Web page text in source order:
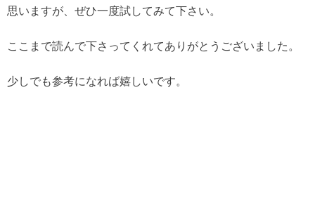
思いますが、ぜひ一度試してみて下さい。
ここまで読んで下さってくれてありがとうございました。
少しでも参考になれば嬉しいです。